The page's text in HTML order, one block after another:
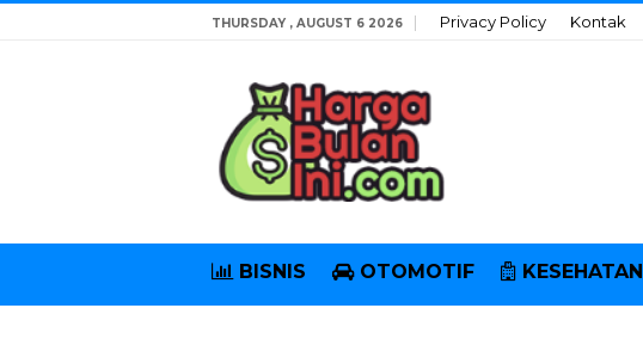
THURSDAY , AUGUST 6 2026 Privacy Policy Kontak
BISNIS OTOMOTIF KESEHATAN